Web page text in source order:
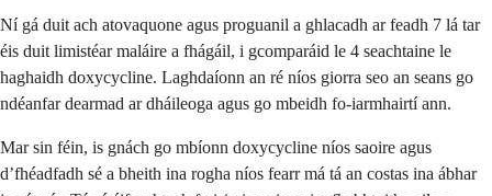
Ní gá duit ach atovaquone agus proguanil a ghlacadh ar feadh 7 lá tar
éis duit limistéar maláire a fhágáil, i gcomparáid le 4 seachtaine le
haghaidh doxycycline. Laghdaíonn an ré níos giorra seo an seans go
ndéanfar dearmad ar dháileoga agus go mbeidh fo-iarmhairtí ann.
Mar sin féin, is gnách go mbíonn doxycycline níos saoire agus
d’fhéadfadh sé a bheith ina rogha níos fearr má tá an costas ina ábhar